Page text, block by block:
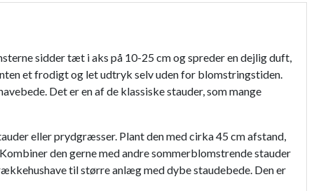
sidder tæt i aks på 10-25 cm og spreder en dejlig duft,
et frodigt og let udtryk selv uden for blomstringstiden.
Det er en af de klassiske stauder, som mange
eller prydgræsser. Plant den med cirka 45 cm afstand,
den gerne med andre sommerblomstrende stauder
til større anlæg med dybe staudebede. Den er